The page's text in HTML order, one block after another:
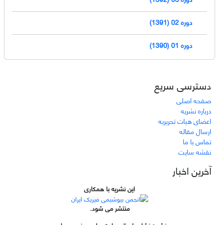
دوره 02 (1391)
دوره 01 (1390)
دسترسی سریع
صفحه اصلی
درباره نشریه
اعضای هیات تحریریه
ارسال مقاله
تماس با ما
نقشه سایت
آخرین اخبار
این نشریه با همکاری
منتشر می شود.